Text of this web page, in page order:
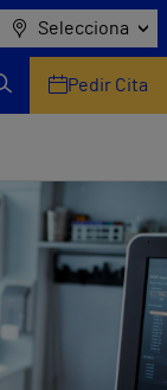
Selecciona
Pedir Cita